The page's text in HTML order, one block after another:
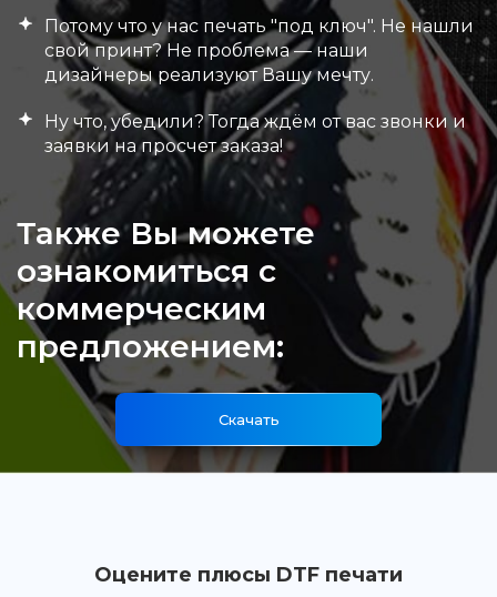
Потому что у нас печать "под ключ". Не нашли
свой принт? Не проблема — наши
дизайнеры реализуют Вашу мечту.
Ну что, убедили? Тогда ждём от вас звонки и
заявки на просчет заказа!
Также Вы можете
ознакомиться с
коммерческим
предложением:
Скачать
Оцените плюсы DTF печати